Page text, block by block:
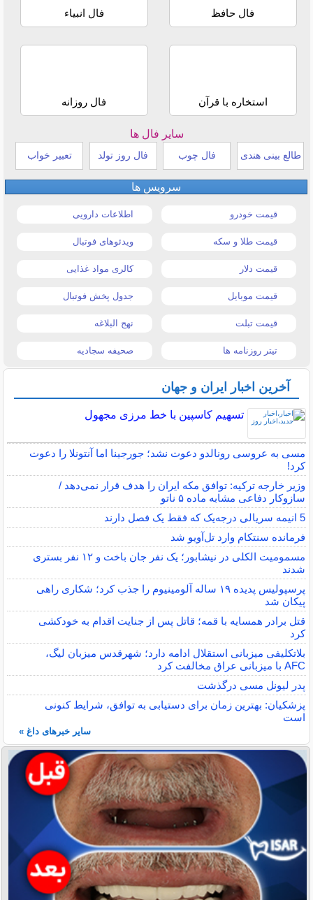
فال حافظ فال انبیاء
استخاره با قرآن فال روزانه
سایر فال ها
طالع بینی هندی فال چوب فال روز تولد تعبیر خواب
سرویس ها
قیمت خودرو اطلاعات دارویی
قیمت طلا و سکه ویدئوهای فوتبال
قیمت دلار کالری مواد غذایی
قیمت موبایل جدول پخش فوتبال
قیمت تبلت نهج البلاغه
تیتر روزنامه ها صحیفه سجادیه
آخرین اخبار ایران و جهان
تسهیم کاسپین با خط مرزی مجهول
مسی به عروسی رونالدو دعوت نشد؛ جورجینا اما آنتونلا را دعوت
کرد!
وزیر خارجه ترکیه: توافق مکه ایران را هدف قرار نمی‌دهد /
سازوکار دفاعی مشابه ماده ۵ ناتو
5 انیمه سریالی درجه‌یک که فقط یک فصل دارند
فرمانده سنتکام وارد تل‌آویو شد
مسمومیت الکلی در نیشابور؛ یک نفر جان باخت و ۱۲ نفر بستری
شدند
پرسپولیس پدیده ۱۹ ساله آلومینیوم را جذب کرد؛ شکاری راهی
پیکان شد
قتل برادر همسایه با قمه؛ قاتل پس از جنایت اقدام به خودکشی
کرد
بلاتکلیفی میزبانی استقلال ادامه دارد؛ شهرقدس میزبان لیگ،
AFC با میزبانی عراق مخالفت کرد
پدر لیونل مسی درگذشت
پزشکیان: بهترین زمان برای دستیابی به توافق، شرایط کنونی
است
سایر خبرهای داغ »